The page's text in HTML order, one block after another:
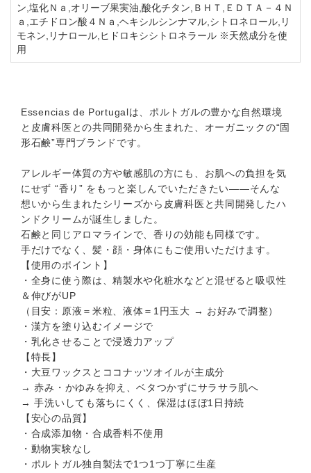
ン,塩化Ｎａ,オリーブ果実油,酸化チタン,ＢＨＴ,ＥＤＴＡ－４Ｎ
ａ,エチドロン酸４Ｎａ,ヘキシルシンナマル,シトロネロール,リ
モネン,リナロール,ヒドロキシシトロネラール ※天然成分を使
用
Essencias de Portugalは、ポルトガルの豊かな自然環境
と皮膚科医との共同開発から生まれた、オーガニックの“固
形石鹸”専門ブランドです。
アレルギー体質の方や敏感肌の方にも、お肌への負担を気
にせず “香り” をもっと楽しんでいただきたい——そんな
想いから生まれたシリーズから皮膚科医と共同開発したハ
ンドクリームが誕生しました。
石鹸と同じアロマラインで、香りの効能も同様です。
手だけでなく、髪・顔・身体にもご使用いただけます。
【使用のポイント】
・全身に使う際は、精製水や化粧水などと混ぜると吸収性
＆伸びがUP
（目安：原液＝米粒、液体＝1円玉大 → お好みで調整）
・漢方を塗り込むイメージで
・乳化させることで浸透力アップ
【特長】
・大豆ワックスとココナッツオイルが主成分
→ 赤み・かゆみを抑え、ベタつかずにサラサラ肌へ
→ 手洗いしても落ちにくく、保湿はほぼ1日持続
【安心の品質】
・合成添加物・合成香料不使用
・動物実験なし
・ポルトガル独自製法で1つ1つ丁寧に生産